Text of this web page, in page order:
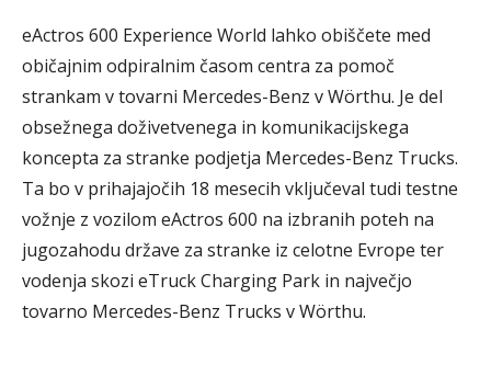
eActros 600 Experience World lahko obiščete med
običajnim odpiralnim časom centra za pomoč
strankam v tovarni Mercedes-Benz v Wörthu. Je del
obsežnega doživetvenega in komunikacijskega
koncepta za stranke podjetja Mercedes-Benz Trucks.
Ta bo v prihajajočih 18 mesecih vključeval tudi testne
vožnje z vozilom eActros 600 na izbranih poteh na
jugozahodu države za stranke iz celotne Evrope ter
vodenja skozi eTruck Charging Park in največjo
tovarno Mercedes-Benz Trucks v Wörthu.